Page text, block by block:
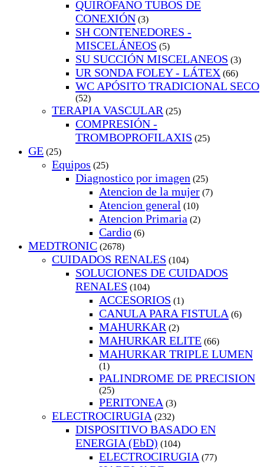
QUIRÓFANO TUBOS DE
CONEXIÓN (3)
SH CONTENEDORES -
MISCELÁNEOS (5)
SU SUCCIÓN MISCELANEOS (3)
UR SONDA FOLEY - LÁTEX (66)
WC APÓSITO TRADICIONAL SECO
(52)
TERAPIA VASCULAR (25)
COMPRESIÓN -
TROMBOPROFILAXIS (25)
GE (25)
Equipos (25)
Diagnostico por imagen (25)
Atencion de la mujer (7)
Atencion general (10)
Atencion Primaria (2)
Cardio (6)
MEDTRONIC (2678)
CUIDADOS RENALES (104)
SOLUCIONES DE CUIDADOS
RENALES (104)
ACCESORIOS (1)
CANULA PARA FISTULA (6)
MAHURKAR (2)
MAHURKAR ELITE (66)
MAHURKAR TRIPLE LUMEN
(1)
PALINDROME DE PRECISION
(25)
PERITONEA (3)
ELECTROCIRUGIA (232)
DISPOSITIVO BASADO EN
ENERGIA (EbD) (104)
ELECTROCIRUGIA (77)